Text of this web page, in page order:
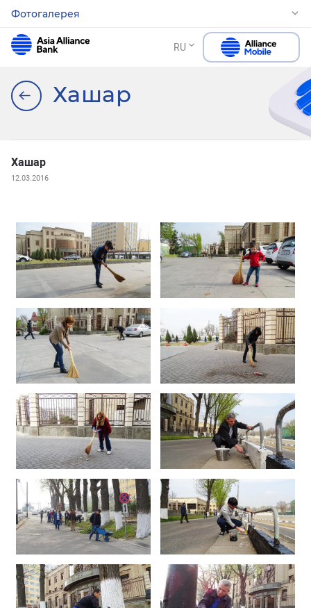
Фотогалерея
RU
Хашар
Хашар
12.03.2016